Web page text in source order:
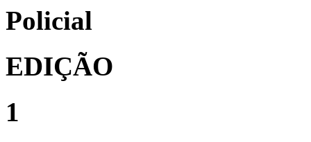
Policial
EDIÇÃO
1